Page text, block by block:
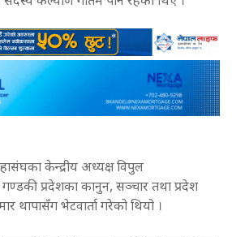
केन्द्रीय अध्यक्ष विपुल
प्रदेशका कानुन, सञ्चार तथा प्रदेश
थापासँग भेटवार्ता गरेको थियो ।